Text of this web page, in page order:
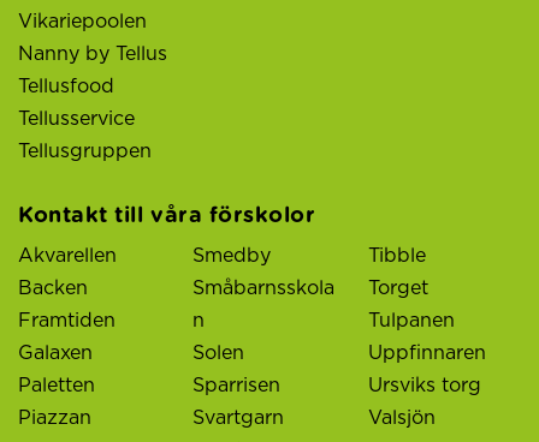
Vikariepoolen
Nanny by Tellus
Tellusfood
Tellusservice
Tellusgruppen
Kontakt till våra förskolor
Akvarellen
Backen
Framtiden
Galaxen
Paletten
Piazzan
Smedby
Småbarnsskola
n
Solen
Sparrisen
Svartgarn
Tibble
Torget
Tulpanen
Uppfinnaren
Ursviks torg
Valsjön